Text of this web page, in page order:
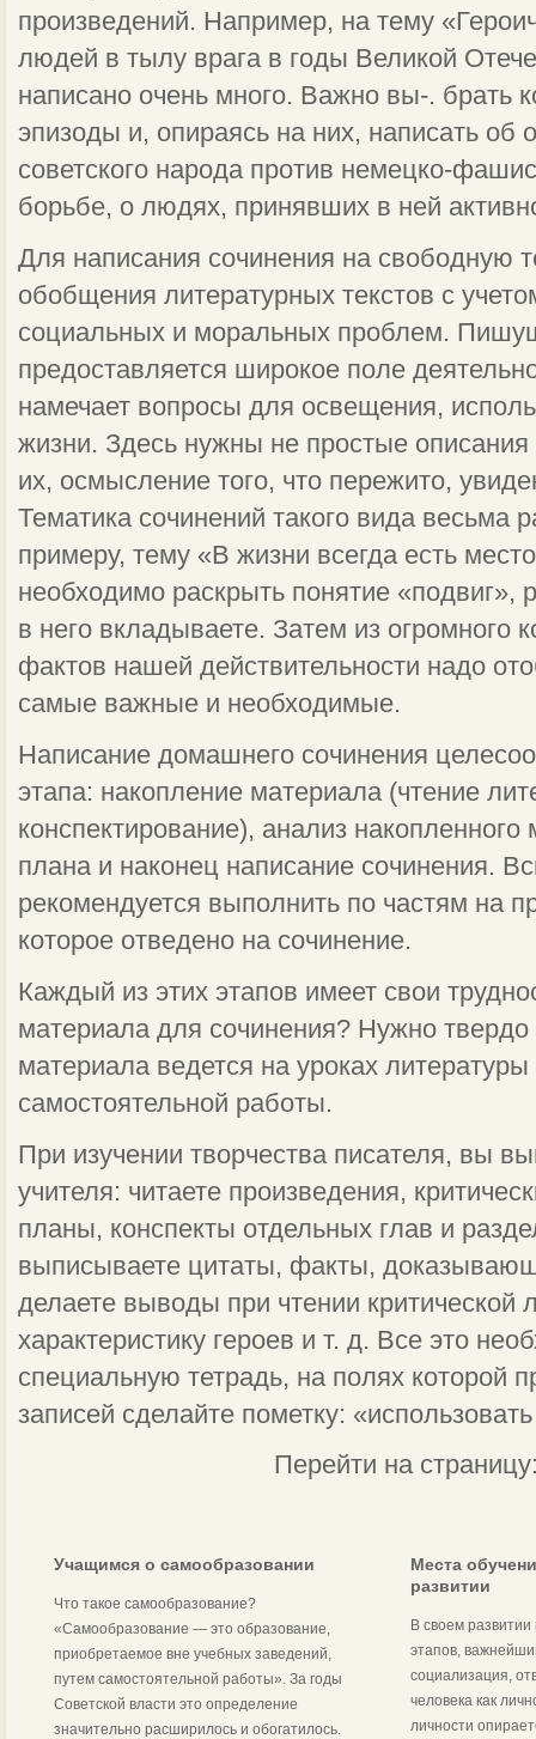
произведений. Например, на тему
людей в тылу врага в годы Великой
написано очень много. Важно вы-. брать
эпизоды и, опираясь на них, написать об
советского народа против немецко-
борьбе, о людях, принявших в ней
Для написания сочинения на свободную
обобщения литературных текстов с
социальных и моральных проблем.
предоставляется широкое поле
намечает вопросы для освещения,
жизни. Здесь нужны не простые
их, осмысление того, что пережито,
Тематика сочинений такого вида весьма
примеру, тему «В жизни всегда есть
необходимо раскрыть понятие «подвиг»,
в него вкладываете. Затем из огромного
фактов нашей действительности надо
самые важные и необходимые.
Написание домашнего сочинения
этапа: накопление материала (чтение
конспектирование), анализ
плана и наконец написание сочинения.
рекомендуется выполнить по частям на
которое отведено на сочинение.
Каждый из этих этапов имеет свои
материала для сочинения? Нужно
материала ведется на уроках
самостоятельной работы.
При изучении творчества писателя, вы
учителя: читаете произведения,
планы, конспекты отдельных глав и
выписываете цитаты, факты,
делаете выводы при чтении критической
характеристику героев и т. д. Все это
специальную тетрадь, на полях которой
записей сделайте пометку:
Перейти на
Учащимся о самообразовании
Что такое самообразование?
«Самообразование — это образование,
приобретаемое вне учебных заведений,
путем самостоятельной работы». За годы
Советской власти это определение
значительно расширилось и обогатилось.
Места
развитии
В своем
этапов,
социализация,
человека как
личности